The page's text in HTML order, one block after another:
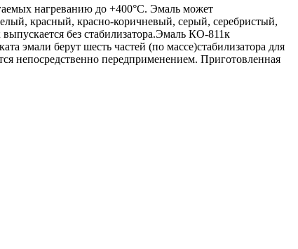
нагреванию до +400°С. Эмаль может
красный, красно-коричневый, серый, серебристый,
без стабилизатора.Эмаль КО-811к
эмали берут шесть частей (по массе)стабилизатора для
непосредственно передприменением. Приготовленная